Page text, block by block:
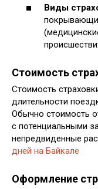
Виды
Стоимость
Стоимость
длительности
Обычно стоимость
с потенциальными
непредвиденные
дней на Байкале
Оформление